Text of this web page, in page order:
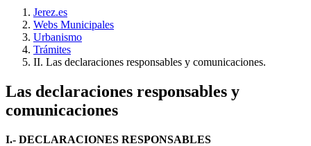
Jerez.es
Webs Municipales
Urbanismo
Trámites
II. Las declaraciones responsables y comunicaciones.
Las declaraciones responsables y
comunicaciones
I.- DECLARACIONES RESPONSABLES